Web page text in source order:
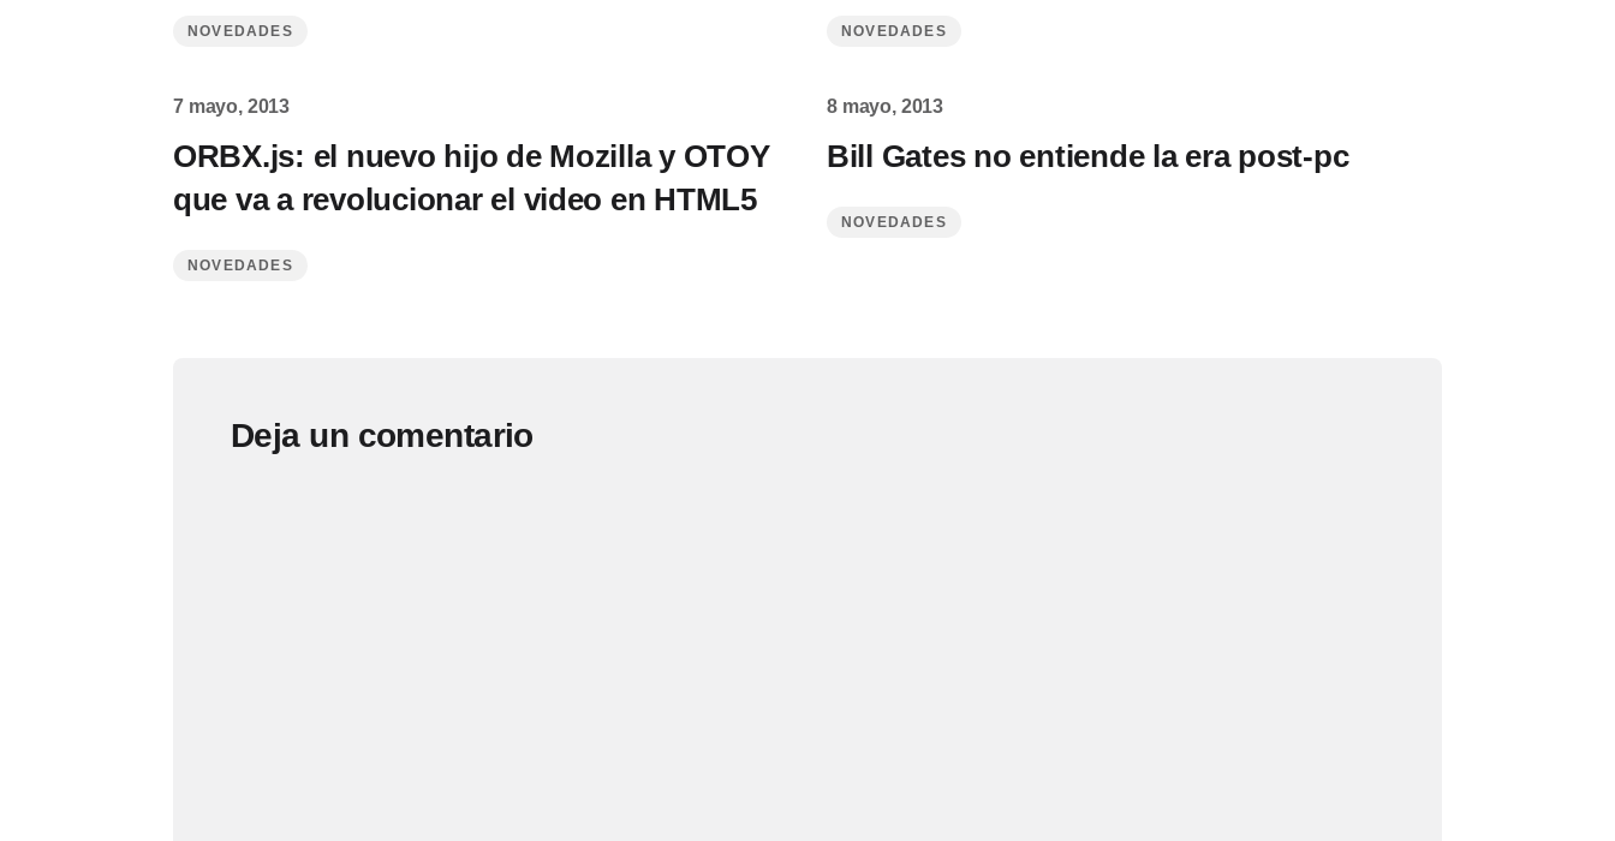
NOVEDADES NOVEDADES
7 mayo, 2013
ORBX.js: el nuevo hijo de Mozilla y OTOY
que va a revolucionar el video en HTML5
NOVEDADES
8 mayo, 2013
Bill Gates no entiende la era post-pc
NOVEDADES
Deja un comentario